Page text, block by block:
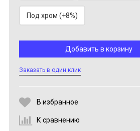
Под хром (+8%)
Продолжить
Отмена
Добавить в корзину
Заказать в один клик
В избранное
К сравнению